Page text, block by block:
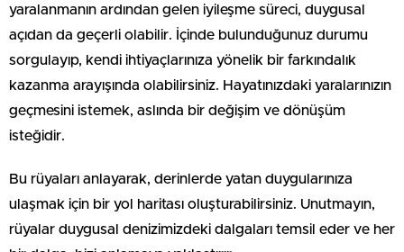
yaralanmanın ardından gelen iyileşme süreci, duygusal
açıdan da geçerli olabilir. İçinde bulunduğunuz durumu
sorgulayıp, kendi ihtiyaçlarınıza yönelik bir farkındalık
kazanma arayışında olabilirsiniz. Hayatınızdaki yaralarınızın
geçmesini istemek, aslında bir değişim ve dönüşüm
isteğidir.
Bu rüyaları anlayarak, derinlerde yatan duygularınıza
ulaşmak için bir yol haritası oluşturabilirsiniz. Unutmayın,
rüyalar duygusal denizimizdeki dalgaları temsil eder ve her